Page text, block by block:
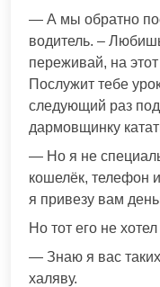
— А мы обратно
водитель. –
переживай, на
Послужит тебе
следующий раз
дармовщинку
— Но я не
кошелёк, телефон
я привезу вам
Но тот его не
— Знаю я вас
халяву.